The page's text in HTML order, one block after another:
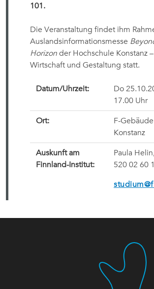
101.
Die Veranstaltung findet ihm
Auslandsinformationsmesse
Horizon der Hochschule Konstanz
Wirtschaft und Gestaltung statt.
Datum/Uhrzeit:
Do
17.00 Uhr
Ort:
F-
Konstanz
Auskunft am
Finnland-Institut:
Paula
520 02 60